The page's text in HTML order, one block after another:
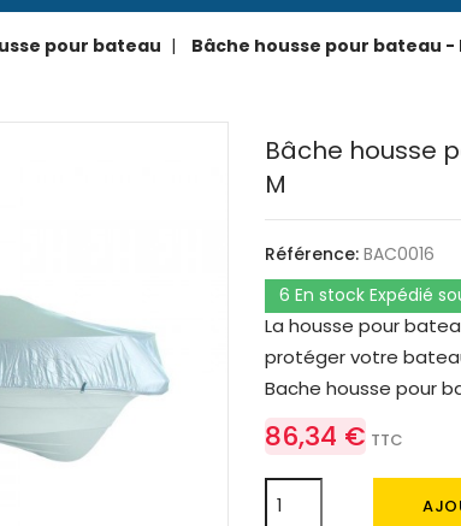
pour bateau Bâche housse pour bateau -
Bâche housse
M
Référence: BAC0016
6 En stock Expédié
La housse pour
protéger votre
Bache housse pour
86,34 € TTC